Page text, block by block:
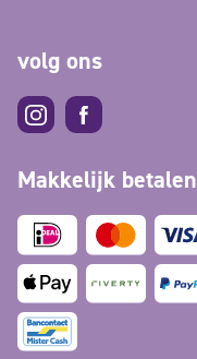
volg ons
Makkelijk betalen